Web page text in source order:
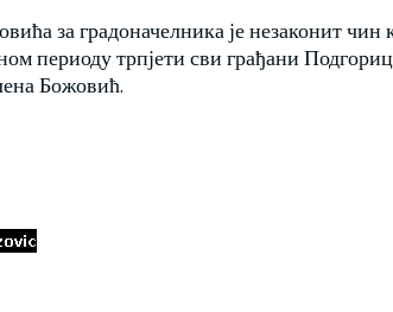
за градоначелника је незаконит
периоду трпјети сви грађани
Божовић.